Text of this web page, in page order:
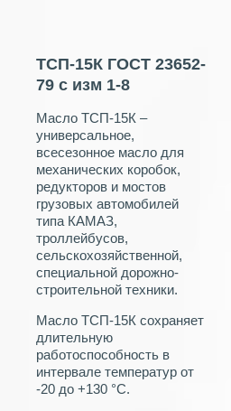
ТСП-15К ГОСТ 23652-
79 с изм 1-8
Масло ТСП-15К –
универсальное,
всесезонное масло для
механических коробок,
редукторов и мостов
грузовых автомобилей
типа КАМАЗ,
троллейбусов,
сельскохозяйственной,
специальной дорожно-
строительной техники.
Масло ТСП-15К сохраняет
длительную
работоспособность в
интервале температур от
-20 до +130 °С.